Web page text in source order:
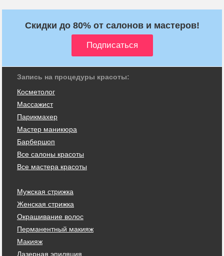
Скидки до 80% от салонов и мастеров!
Запись на процедуры красоты:
Косметолог
Массажист
Парикмахер
Мастер маникюра
Барбершоп
Все салоны красоты
Все мастера красоты
Мужская стрижка
Женская стрижка
Окрашивание волос
Перманентный макияж
Макияж
Лазерная эпиляция